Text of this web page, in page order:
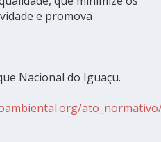
e promova
Nacional do Iguaçu.